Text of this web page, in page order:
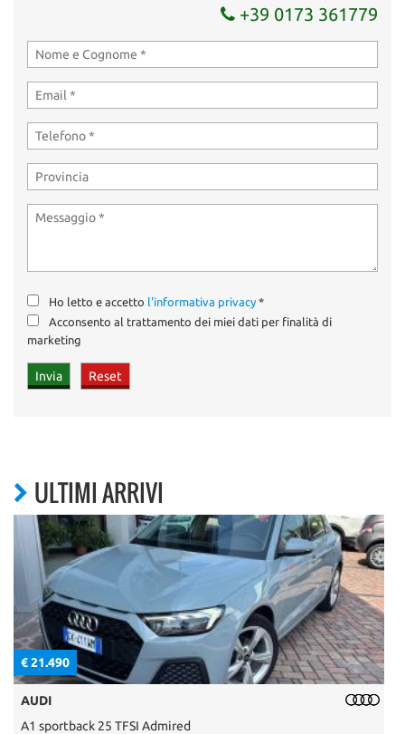
+39 0173 361779
Ho letto e accetto l'informativa privacy*
Acconsento al trattamento dei miei dati per finalità di
marketing
ULTIMI ARRIVI
€ 21.490
AUDI
A1 sportback 25 TFSI Admired